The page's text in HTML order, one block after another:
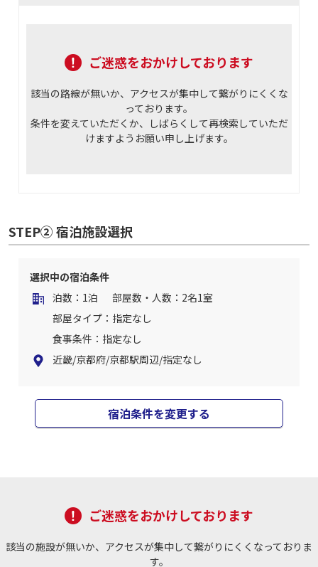
ご迷惑をおかけしております
該当の路線が無いか、アクセスが集中して繋がりにくくな
っております。
条件を変えていただくか、しばらくして再検索していただ
けますようお願い申し上げます。
STEP② 宿泊施設選択
選択中の宿泊条件
泊数：1泊
部屋数・人数：2名1室
部屋タイプ：指定なし
食事条件：指定なし
近畿/京都府/京都駅周辺/指定なし
宿泊条件を変更する
ご迷惑をおかけしております
該当の施設が無いか、アクセスが集中して繋がりにくくなっておりま
す。